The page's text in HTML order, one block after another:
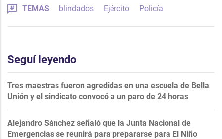
TEMAS blindados Ejército Policía
Seguí leyendo
Tres maestras fueron agredidas en una escuela de Bella
Unión y el sindicato convocó a un paro de 24 horas
Alejandro Sánchez señaló que la Junta Nacional de
Emergencias se reunirá para prepararse para El Niño